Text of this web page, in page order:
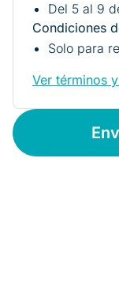
Del 5 al 9
Condiciones
Solo para
Ver términos